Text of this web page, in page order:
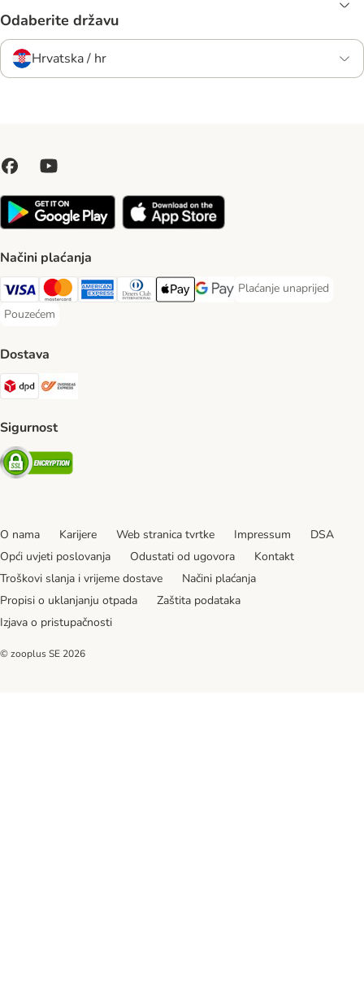
Odaberite državu
Hrvatska / hr
Načini plaćanja
Visa Payment Method
MasterCard Payment Method
American Express Payment Method
Diners Club Payment Method
Payment MethodGoogle pay Payment Method
Plaćanje unaprijed
Plaćanje unaprijed
Pouzećem
Pouzećem Payment Method
Dostava
DPD Shipping Method
Sigurnost
Security
O nama Karijere Web stranica tvrtke Impressum
DSA
Opći uvjeti poslovanja
Odustati od ugovora
Kontakt
Troškovi slanja i vrijeme dostave
Načini plaćanja
Propisi o uklanjanju otpada
Zaštita podataka
Izjava o pristupačnosti
© zooplus SE 2026